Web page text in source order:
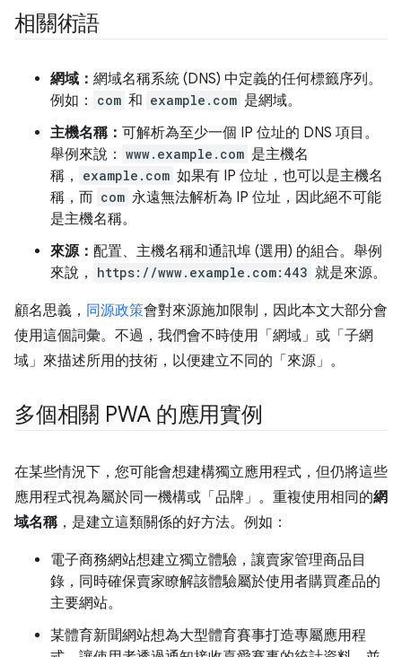
相關術語
網域： 網域名稱系統 (DNS) 中定義的任何標籤序列。
例如：
com 和 example.com 是網域。
主機名稱： 可解析為至少一個 IP 位址的 DNS 項目。
舉例來說： www.example.com 是主機名
稱，
example.com 如果有 IP 位址，也可以是主機名
稱，而 com 永遠無法解析為 IP 位址，因此絕不可能
是主機名稱。
來源： 配置、主機名稱和通訊埠 (選用) 的組合。舉例
來說，
https://www.example.com:443 就是來源。
顧名思義， 同源政策會對來源施加限制，因此本文大部分會
使用這個詞彙。不過，我們會不時使用「網域」或「子網
域」來描述所用的技術，以便建立不同的「來源」。
多個相關 PWA 的應用實例
在某些情況下，您可能會想建構獨立應用程式，但仍將這些
應用程式視為屬於同一機構或「品牌」。重複使用相同的網
域名稱，是建立這類關係的好方法。例如：
電子商務網站想建立獨立體驗，讓賣家管理商品目
錄，同時確保賣家瞭解該體驗屬於使用者購買產品的
主要網站。
某體育新聞網站想為大型體育賽事打造專屬應用程